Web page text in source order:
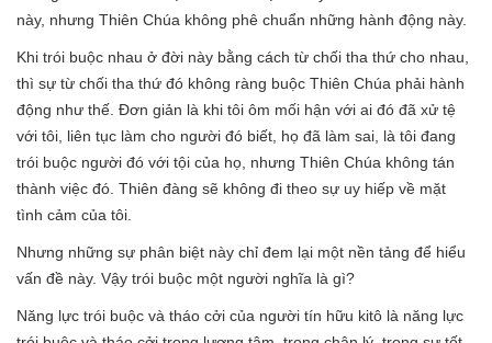
này, nhưng Thiên Chúa không phê chuẩn những hành động này.
Khi trói buộc nhau ở đời này bằng cách từ chối tha thứ cho nhau,
thì sự từ chối tha thứ đó không ràng buộc Thiên Chúa phải hành
động như thế. Đơn giản là khi tôi ôm mối hận với ai đó đã xử tệ
với tôi, liên tục làm cho người đó biết, họ đã làm sai, là tôi đang
trói buộc người đó với tội của họ, nhưng Thiên Chúa không tán
thành việc đó. Thiên đàng sẽ không đi theo sự uy hiếp về mặt
tình cảm của tôi.
Nhưng những sự phân biệt này chỉ đem lại một nền tảng để hiểu
vấn đề này. Vậy trói buộc một người nghĩa là gì?
Năng lực trói buộc và tháo cởi của người tín hữu kitô là năng lực